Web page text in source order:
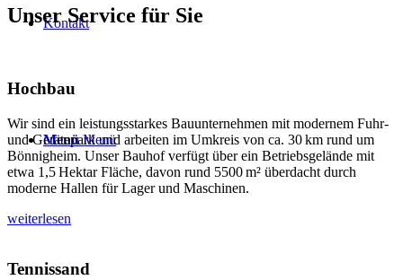
Kontakt
Menü Menü
Unser Service für Sie
Hochbau
Wir sind ein leistungsstarkes Bauunternehmen mit modernem Fuhr-
und Gerätepark und arbeiten im Umkreis von ca. 30 km rund um
Bönnigheim. Unser Bauhof verfügt über ein Betriebsgelände mit
etwa 1,5 Hektar Fläche, davon rund 5500 m² überdacht durch
moderne Hallen für Lager und Maschinen.
weiterlesen
Tennissand